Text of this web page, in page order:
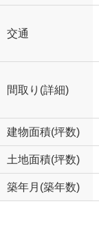
交通
間取り(詳細)
建物面積(坪数)
土地面積(坪数)
築年月(築年数)